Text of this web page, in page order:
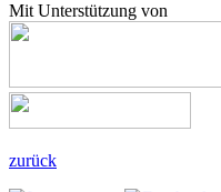
Mit Unterstützung von
zurück